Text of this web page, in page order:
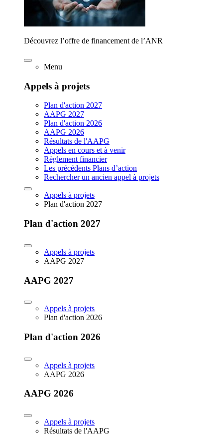
Découvrez l’offre de financement de l’ANR
Menu
Appels à projets
Plan d'action 2027
AAPG 2027
Plan d'action 2026
AAPG 2026
Résultats de l'AAPG
Appels en cours et à venir
Règlement financier
Les précédents Plans d’action
Rechercher un ancien appel à projets
Appels à projets
Plan d'action 2027
Plan d'action 2027
Appels à projets
AAPG 2027
AAPG 2027
Appels à projets
Plan d'action 2026
Plan d'action 2026
Appels à projets
AAPG 2026
AAPG 2026
Appels à projets
Résultats de l'AAPG